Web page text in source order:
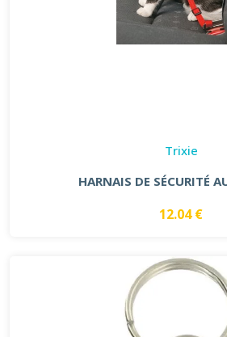
Trixie
HARNAIS DE SÉCURITÉ
12.04 €